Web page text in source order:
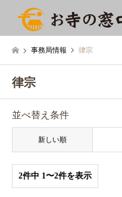
事務局情報 律宗
律宗
並べ替え条件
新しい順
2件中 1〜2件を表示